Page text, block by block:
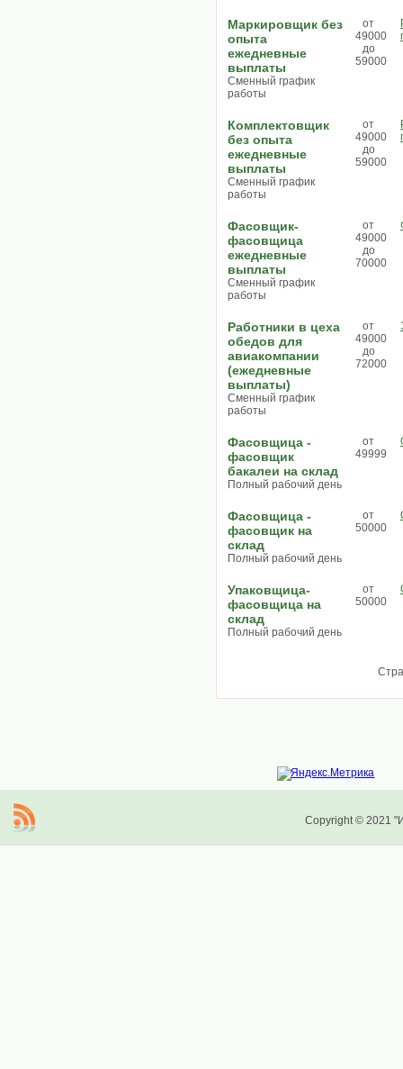
Маркировщик без
опыта
ежедневные
выплаты
Сменный график
работы
от
49000
до
59000
Комплектовщик
без опыта
ежедневные
выплаты
Сменный график
работы
от
49000
до
59000
Фасовщик-
фасовщица
ежедневные
выплаты
Сменный график
работы
от
49000
до
70000
Работники в цеха
обедов для
авиакомпании
(ежедневные
выплаты)
Сменный график
работы
от
49000
до
72000
Фасовщица -
фасовщик
бакалеи на склад
Полный рабочий день
от
49999
Фасовщица -
фасовщик на
склад
Полный рабочий день
от
50000
Упаковщица-
фасовщица на
склад
Полный рабочий день
от
50000
Copyright © 2021